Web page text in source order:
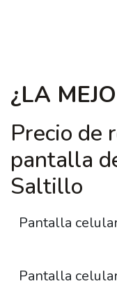
¿LA
Precio de
pantalla
Saltillo
Pantalla
Pantalla